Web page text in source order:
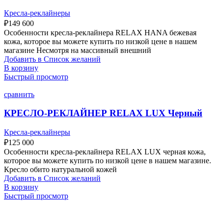
Кресла-реклайнеры
₽149 600
Особенности кресла-реклайнера RELAX HANA бежевая
кожа, которое вы можете купить по низкой цене в нашем
магазине Несмотря на массивный внешний
Добавить в Список желаний
В корзину
Быстрый просмотр
сравнить
КРЕСЛО-РЕКЛАЙНЕР RELAX LUX Черный
Кресла-реклайнеры
₽125 000
Особенности кресла-реклайнера RELAX LUX черная кожа,
которое вы можете купить по низкой цене в нашем магазине.
Кресло обито натуральной кожей
Добавить в Список желаний
В корзину
Быстрый просмотр